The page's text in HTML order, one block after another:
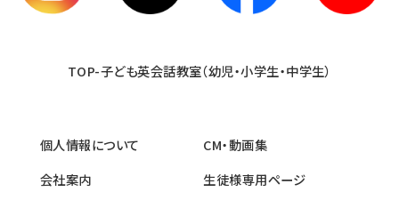
TOP-子ども英会話教室（幼児・小学生・中学生）
個人情報について
会社案内
CM・動画集
生徒様専用ページ